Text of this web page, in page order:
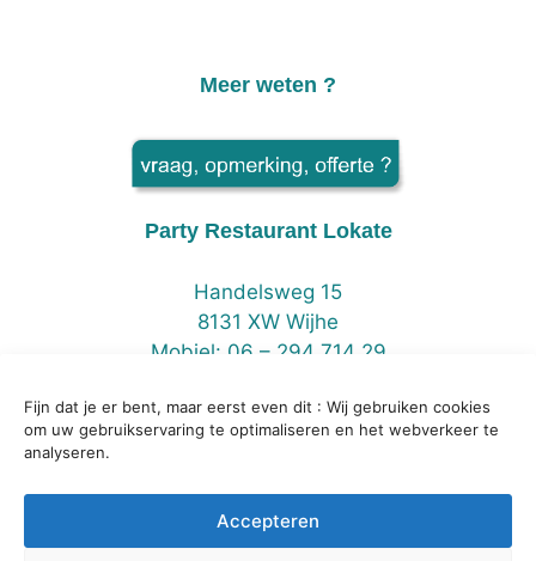
Fijn dat je er bent, maar eerst even dit : Wij gebruiken cookies
om uw gebruikservaring te optimaliseren en het webverkeer te
analyseren.
Accepteren
Meer weten ?
Party Restaurant Lokate
Handelsweg 15
8131 XW Wijhe
Mobiel: 06 – 294 714 29
Party Restaurant Lokate©2026